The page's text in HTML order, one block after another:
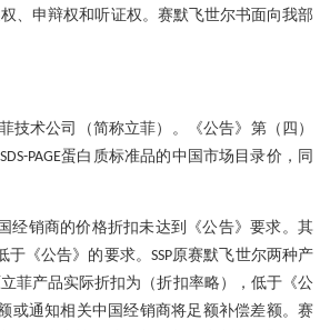
、申辩权和听证权。赛默飞世尔书面向我部
技术公司（简称立菲）。《公告》第（四）
SDS-PAGE蛋白质标准品的中国市场目录价，同
经销商的价格折扣未达到《公告》要求。其
《公告》的要求。 SSP原赛默飞世尔两种产
菲产品实际折扣为（折扣率略），低于《公
或通知相关中国经销商将足额补偿差额。赛